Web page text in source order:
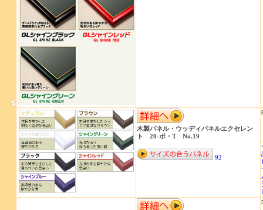
木製パネル・ウッディパネルエクセレン
ト 20-ボ・T No.19
92